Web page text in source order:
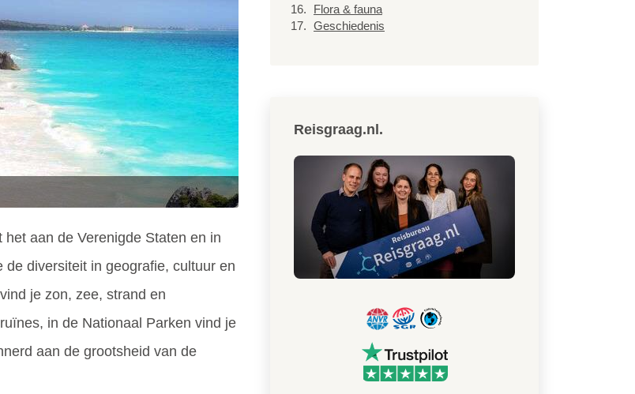
aan de Verenigde Staten en in
diversiteit in geografie, cultuur en
je zon, zee, strand en
in de Nationaal Parken vind je
aan de grootsheid van de
Flora & fauna
Geschiedenis
Reisgraag.nl.